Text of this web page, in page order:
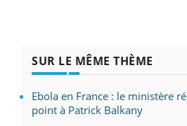
SUR LE MÊME THÈME
Ebola en France : le ministère
point à Patrick Balkany